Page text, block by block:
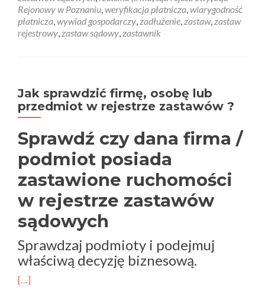
Rejonowy w Poznaniu,weryfikacja płatnicza,wiarygodność
płatnicza,wywiad gospodarczy,zadłużenie,zastaw,zastaw
rejestrowy,zastaw sądowy,zastawnik
Jak sprawdzić firmę, osobę lub
przedmiot w rejestrze zastawów ?
Sprawdź czy dana firma /
podmiot posiada
zastawione ruchomości
w rejestrze zastawów
sądowych
Sprawdzaj podmioty i podejmuj
właściwą decyzję biznesową.
[…]